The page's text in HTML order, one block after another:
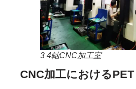
3 4軸CNC加工室
CNC加工における